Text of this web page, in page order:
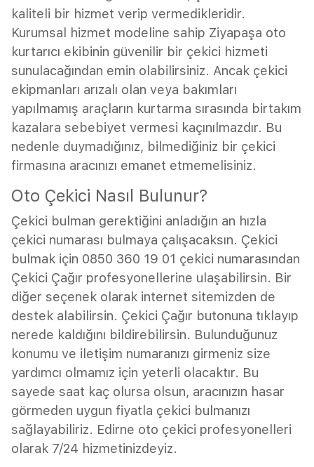
kaliteli bir hizmet verip vermedikleridir.
Kurumsal hizmet modeline sahip Ziyapaşa oto
kurtarıcı ekibinin güvenilir bir çekici hizmeti
sunulacağından emin olabilirsiniz. Ancak çekici
ekipmanları arızalı olan veya bakımları
yapılmamış araçların kurtarma sırasında birtakım
kazalara sebebiyet vermesi kaçınılmazdır. Bu
nedenle duymadığınız, bilmediğiniz bir çekici
firmasına aracınızı emanet etmemelisiniz.
Oto Çekici Nasıl Bulunur?
Çekici bulman gerektiğini anladığın an hızla
çekici numarası bulmaya çalışacaksın. Çekici
bulmak için 0850 360 19 01 çekici numarasından
Çekici Çağır profesyonellerine ulaşabilirsin. Bir
diğer seçenek olarak internet sitemizden de
destek alabilirsin. Çekici Çağır butonuna tıklayıp
nerede kaldığını bildirebilirsin. Bulunduğunuz
konumu ve iletişim numaranızı girmeniz size
yardımcı olmamız için yeterli olacaktır. Bu
sayede saat kaç olursa olsun, aracınızın hasar
görmeden uygun fiyatla çekici bulmanızı
sağlayabiliriz. Edirne oto çekici profesyonelleri
olarak 7/24 hizmetinizdeyiz.